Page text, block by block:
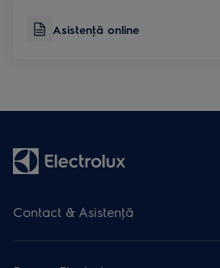
Asistenţă online
Contact & Asistenţă
Asistenţă online